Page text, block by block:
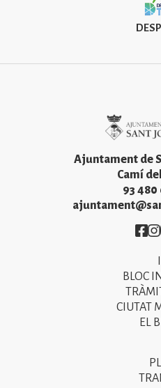
Ajuntament de
Camí
93 480
BLOC
CIUTAT
EL